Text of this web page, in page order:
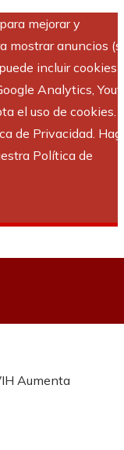
mejorar y
mostrar anuncios
incluir cookies
Analytics,
el uso de cookies.
de Privacidad.
Política de
Aumenta